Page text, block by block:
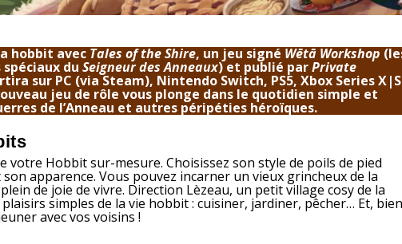
hobbit avecTales of the Shire, un jeu signéWētā Workshop
duSeigneur des Anneaux) et publié parPrivate
sur PC (via Steam), Nintendo Switch, PS5, Xbox Series X|S
jeu de rôle vous plonge dans le quotidien simple et
de l’Anneau et autres péripéties héroïques.
votre Hobbit sur-mesure. Choisissez son style de poils de pied
apparence. Vous pouvez incarner un vieux grincheux de la
de joie de vivre. Direction Lèzeau, un petit village cosy de la
simples de la vie hobbit : cuisiner, jardiner, pêcher… Et,
avec vos voisins !